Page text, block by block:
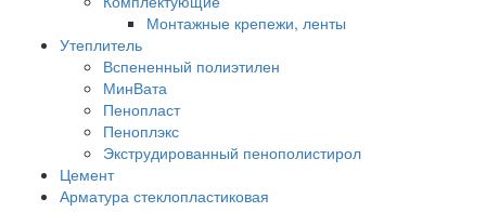
Монтажные крепежи, ленты
Утеплитель
Вспененный полиэтилен
МинВата
Пенопласт
Пеноплэкс
Экструдированный пенополистирол
Цемент
Арматура стеклопластиковая